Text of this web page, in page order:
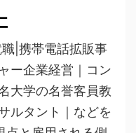
|携帯電話拡販事
ー企業経営｜コン
大学の名誉客員教
ルタント｜などを